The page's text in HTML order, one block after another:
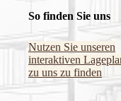
So finden Sie uns
Nutzen Sie unseren
interaktiven
zu uns zu finden